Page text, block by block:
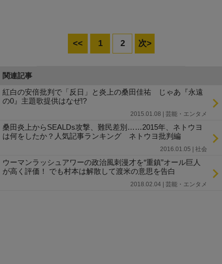
<< 1 2 次>
関連記事
紅白の安倍批判で「反日」と炎上の桑田佳祐 じゃあ『永遠
の0』主題歌提供はなぜ!?
2015.01.08 | 芸能・エンタメ
桑田炎上からSEALDs攻撃、難民差別……2015年、ネトウヨ
は何をしたか？人気記事ランキング ネトウヨ批判編
2016.01.05 | 社会
ウーマンラッシュアワーの政治風刺漫才を“重鎮”オール巨人
が高く評価！ でも村本は解散して渡米の意思を告白
2018.02.04 | 芸能・エンタメ